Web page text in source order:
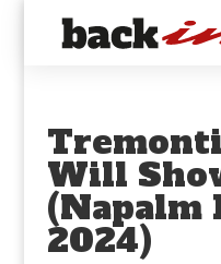
Tremonti
Will
(Napalm
2024)